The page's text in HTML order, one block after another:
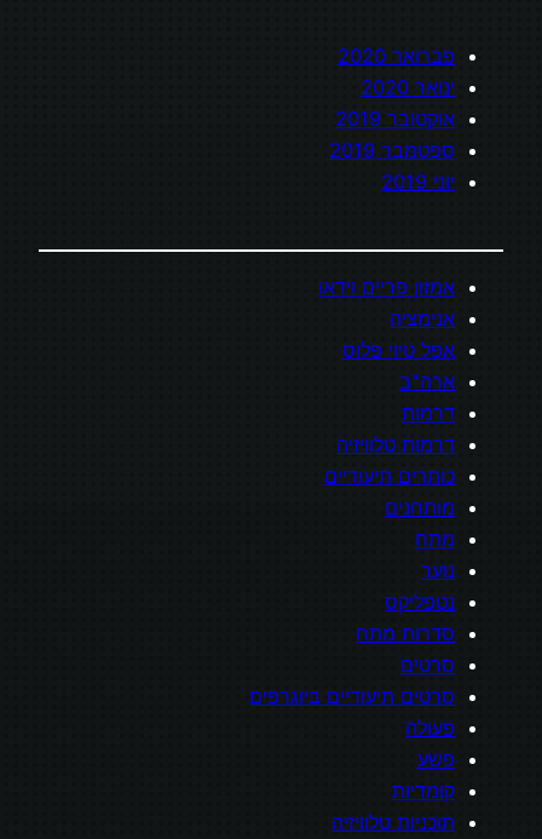
פברואר 2020
ינואר 2020
אוקטובר 2019
ספטמבר 2019
יוני 2019
אמזון פריים וידאו
אנימציה
אפל טיוי פלוס
ארה"ב
דרמות
דרמות טלוויזיה
כותרים תיעודיים
מותחנים
מתח
נוער
נטפליקס
סדרות מתח
סרטים
סרטים תיעודיים ביוגרפים
פעולה
פשע
קומדיות
תוכניות טלוויזיה